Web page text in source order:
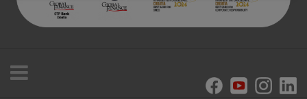
Nužni kolačići
Analitički kolačići